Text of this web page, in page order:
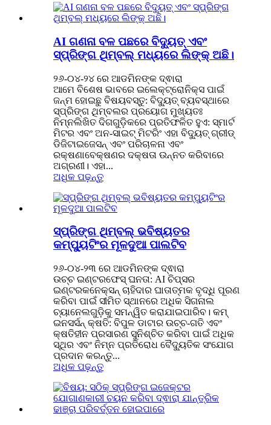
AI ଗଣନା ବଳ ପଛରେ ବିଦ୍ୟୁତ୍ ଏବଂ
ସ୍ପ୍ରିଙ୍ଗ ଥିମ୍ବଲ୍ ମଧ୍ୟରେ ଲିଙ୍କ୍ ଅଛି।
୨୬-୦୪-୨୪ ରେ ଆଡମିନଙ୍କ ଦ୍ଵାରା
ଆମେ ବିଶେଷ ଭାବରେ ଇଲେକ୍ଟ୍ରୋନିକ୍ସ ପାଇଁ
ଜନ୍ମ ହୋଇଛୁ ବିଷୟବସ୍ତୁ: ବିଦ୍ୟୁତ୍ ବ୍ୟବସ୍ଥାରେ
ସ୍ପ୍ରିଙ୍ଗ ଥିମ୍ବଲର ପ୍ରୟୋଗ ମୁଖ୍ୟତଃ
ନିମ୍ନଲିଖିତ ଦିଗଗୁଡ଼ିକରେ ପ୍ରତିଫଳିତ ହୁଏ: ସ୍ମାର୍ଟ
ମିଟର ଏବଂ ଅନ-ସାଇଟ୍ ମିଟରିଂ ଏହା ବିଦ୍ୟୁତ୍ ଗ୍ରୀଡ୍
ଡିଜିଟାଇଜେସନ୍ ଏବଂ ପରିଚାଳନା ଏବଂ
ରକ୍ଷଣାବେକ୍ଷଣର ଦକ୍ଷତା ଉନ୍ନତ କରିବାରେ
ଅଗ୍ରଣୀ। ଏହା...
ଅଧିକ ପଢ଼ନ୍ତୁ
ସ୍ପ୍ରିଙ୍ଗ ଥିମ୍ବଲ୍ ଭବିଷ୍ୟତର
କମ୍ପ୍ୟୁଟିଂର ମୂଳଦୁଆ ପାଲଟିବ
୨୬-୦୪-୨୩ ରେ ଆଡମିନଙ୍କ ଦ୍ଵାରା
ଉଚ୍ଚ ଇଣ୍ଟରଫେସ୍ ଘନତା: AI ଚିପ୍ସର
ଇଣ୍ଟରକନେକ୍ସନ୍ ଚାହିଦାର ଘାତାତ୍ମକ ବୃଦ୍ଧି ପୂରଣ
କରିବା ପାଇଁ ସୀମିତ ସ୍ଥାନରେ ଅଧିକ ସିଗନାଲ
ଚ୍ୟାନେଲଗୁଡ଼ିକୁ ସମନ୍ୱିତ କରାଯାଇପାରିବ। କମ୍
ଇନସର୍ସନ୍ କ୍ଷତି: ବିପୁଳ ଡାଟାର ଉଚ୍ଚ-ଗତି ଏବଂ
କ୍ଷତିହୀନ ପ୍ରସାରଣ ସୁନିଶ୍ଚିତ କରିବା ପାଇଁ ଅଧିକ
ସ୍ଥିର ଏବଂ ନିମ୍ନ ପ୍ରତିରୋଧ ବୈଦ୍ୟୁତିକ ସଂଯୋଗ
ପ୍ରଦାନ କରନ୍ତୁ...
ଅଧିକ ପଢ଼ନ୍ତୁ